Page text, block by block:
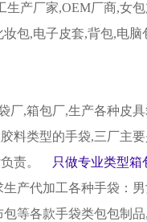
产厂家,OEM厂商,女
包,电子皮套,背包,电
,箱包厂,生产各种皮
料类型的手袋,三厂主
责。
只做专业类型箱
产代加工各种手袋：
等各款手袋类包包制